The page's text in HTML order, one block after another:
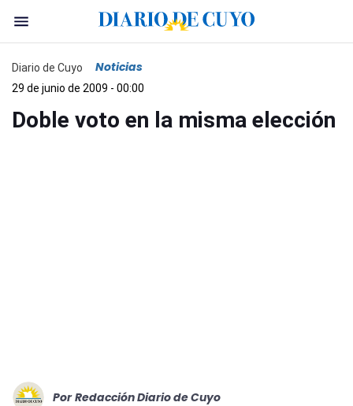
Diario de Cuyo Noticias
29 de junio de 2009 - 00:00
Doble voto en la misma elección
Por Redacción Diario de Cuyo